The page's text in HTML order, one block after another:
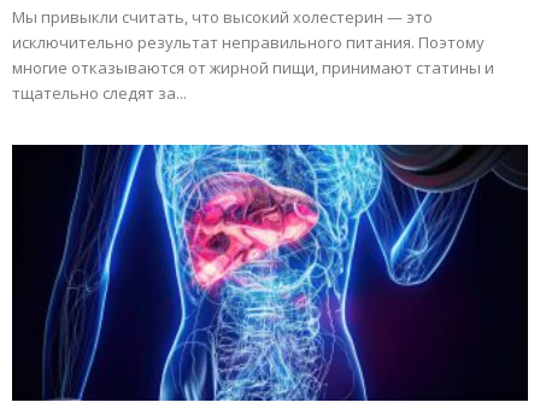
Мы привыкли считать, что высокий холестерин — это
исключительно результат неправильного питания. Поэтому
многие отказываются от жирной пищи, принимают статины и
тщательно следят за...